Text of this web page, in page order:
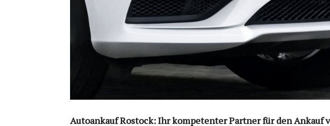
Autoankauf Rostock: Ihr kompetenter Partner für den Ankauf